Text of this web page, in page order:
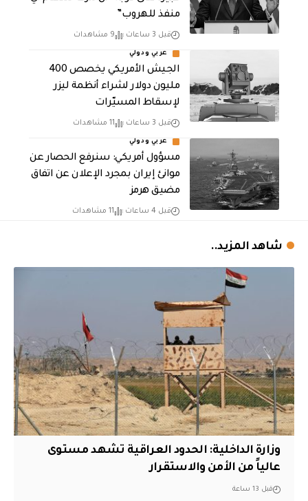
منفذ للهروب”
قبل 3 ساعات 9 مشاهدات
عربي ودولي
الجيش الأمريكي يخصص 400
مليون دولار لشراء أنظمة ليزر
لإسقاط المسيّرات
قبل 3 ساعات 11 مشاهدات
عربي ودولي
مسؤول أمريكي: سنرفع الحصار عن
موانئ إيران بمجرد الإعلان عن اتفاق
مضيق هرمز
قبل 4 ساعات 11 مشاهدات
شاهد المزيد..
وزارة الداخلية: الحدود العراقية تشهد مستوى
عالياً من الأمن والاستقرار
قبل 13 ساعة